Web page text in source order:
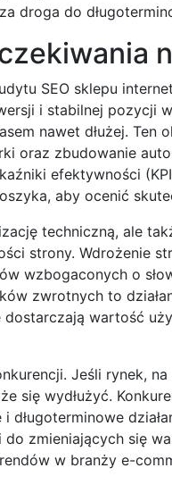
droga do
SEO sklepu
i stabilnej pozycji
nawet dłużej.
oraz zbudowanie
efektywności
aby ocenić
techniczną, ale
strony. Wdrożenie
wzbogaconych o
zwrotnych to
wartość
Jeśli rynek,
się wydłużyć.
zmieniających się
w branży e-